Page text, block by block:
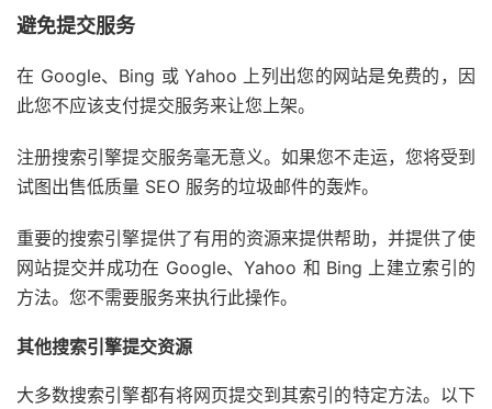
避免提交服务
在 Google、Bing 或 Yahoo 上列出您的网站是免费的，因
此您不应该支付提交服务来让您上架。
注册搜索引擎提交服务毫无意义。如果您不走运，您将受到
试图出售低质量 SEO 服务的垃圾邮件的轰炸。
重要的搜索引擎提供了有用的资源来提供帮助，并提供了使
网站提交并成功在 Google、Yahoo 和 Bing 上建立索引的
方法。您不需要服务来执行此操作。
其他搜索引擎提交资源
大多数搜索引擎都有将网页提交到其索引的特定方法。以下